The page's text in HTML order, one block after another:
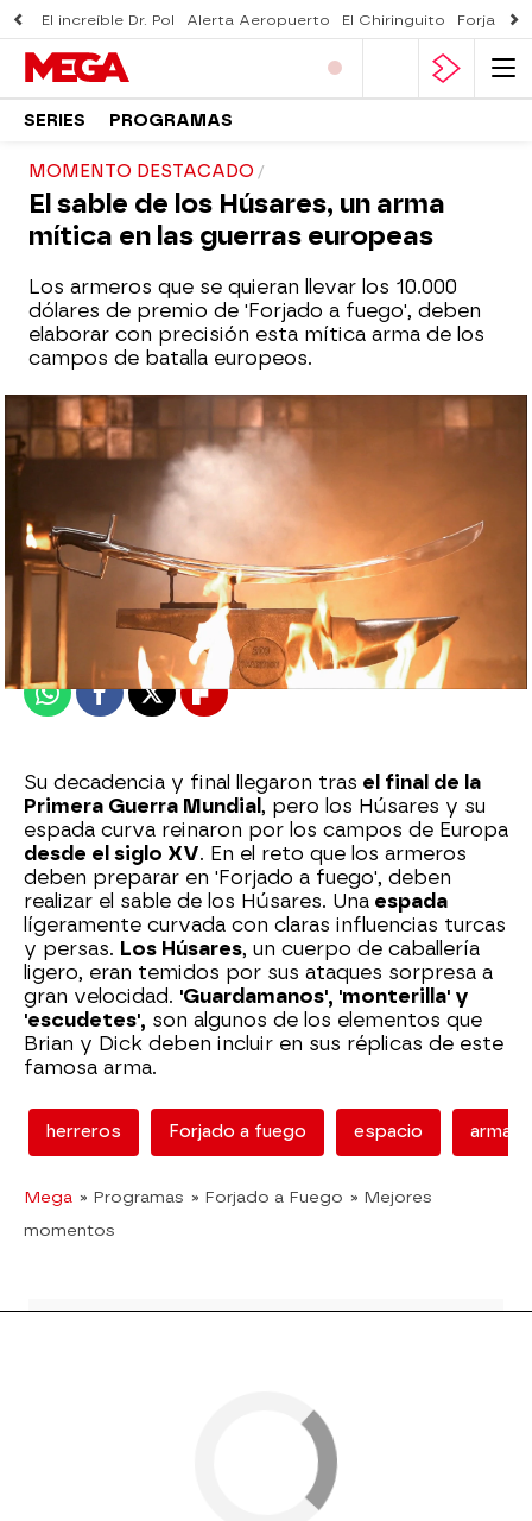
El increíble Dr. Pol Alerta Aeropuerto El Chiringuito Forjado
SERIES PROGRAMAS
MOMENTO DESTACADO
El sable de los Húsares, un arma
mítica en las guerras europeas
Los armeros que se quieran llevar los 10.000
dólares de premio de 'Forjado a fuego', deben
elaborar con precisión esta mítica arma de los
campos de batalla europeos.
mega
Publicado:07 de abril de 2020, 23:02
WhatsappFacebook
X Flipboard
Su decadencia y final llegaron tras el final de la
Primera Guerra Mundial , pero los Húsares y su
espada curva reinaron por los campos de Europa
desde el siglo XV. En el reto que los armeros
deben preparar en 'Forjado a fuego', deben
realizar el sable de los Húsares. Una espada
lígeramente curvada con claras influencias turcas
y persas. Los Húsares, un cuerpo de caballería
ligero, eran temidos por sus ataques sorpresa a
gran velocidad. 'Guardamanos', 'monterilla' y
'escudetes', son algunos de los elementos que
Brian y Dick deben incluir en sus réplicas de este
famosa arma.
herreros Forjado a fuego espacio armas
Mega » Programas » Forjado a Fuego » Mejores
momentos